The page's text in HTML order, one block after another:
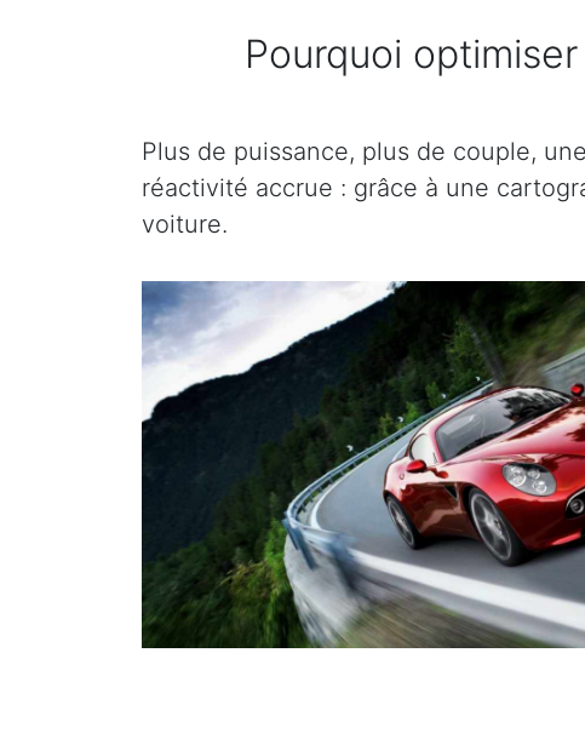
Pourquoi
Plus de puissance, plus de couple,
réactivité accrue : grâce à une
voiture.